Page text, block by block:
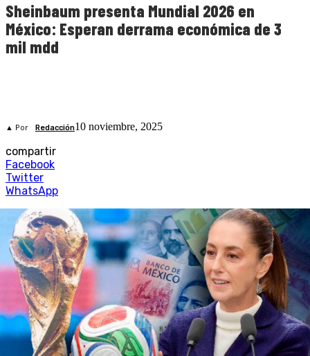
Sheinbaum presenta Mundial 2026 en
México: Esperan derrama económica de 3
mil mdd
▲ Por Redacción10 noviembre, 2025
compartir
Facebook
Twitter
WhatsApp